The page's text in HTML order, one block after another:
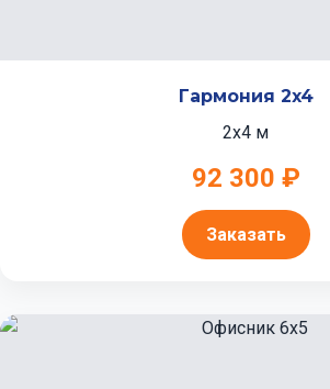
Гармония 2x4
2x4 м
92 300 ₽
Заказать